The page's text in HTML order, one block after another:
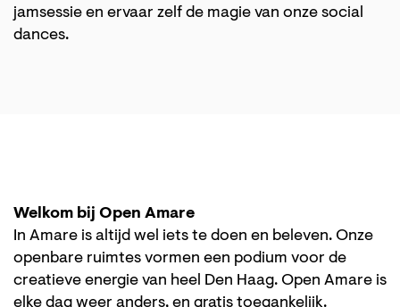
jamsessie en ervaar zelf de magie van onze social
dances.
Welkom bij Open Amare
In Amare is altijd wel iets te doen en beleven. Onze
openbare ruimtes vormen een podium voor de
creatieve energie van heel Den Haag. Open Amare is
elke dag weer anders, en gratis toegankelijk.